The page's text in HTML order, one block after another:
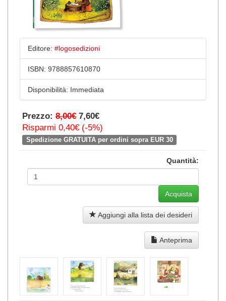
Editore: #logosedizioni
ISBN: 9788857610870
Disponibilità: Immediata
Prezzo: 8,00€ 7,60€
Risparmi 0,40€ (-5%)
Spedizione GRATUITA per ordini sopra EUR 30
Quantità:
Aggiungi alla lista dei desideri
Anteprima